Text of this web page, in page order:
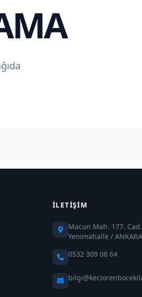
İLETIŞIM
Macun Mah. 177.
Yenimahalle / ANKARA
0532 309 08 64